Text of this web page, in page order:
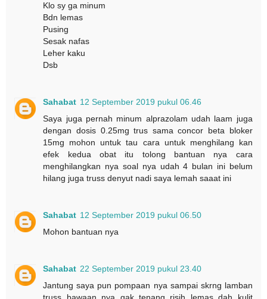
Klo sy ga minum
Bdn lemas
Pusing
Sesak nafas
Leher kaku
Dsb
Sahabat 12 September 2019 pukul 06.46
Saya juga pernah minum alprazolam udah laam juga
dengan dosis 0.25mg trus sama concor beta bloker
15mg mohon untuk tau cara untuk menghilang kan
efek kedua obat itu tolong bantuan nya cara
menghilangkan nya soal nya udah 4 bulan ini belum
hilang juga truss denyut nadi saya lemah saaat ini
Sahabat 12 September 2019 pukul 06.50
Mohon bantuan nya
Sahabat 22 September 2019 pukul 23.40
Jantung saya pun pompaan nya sampai skrng lamban